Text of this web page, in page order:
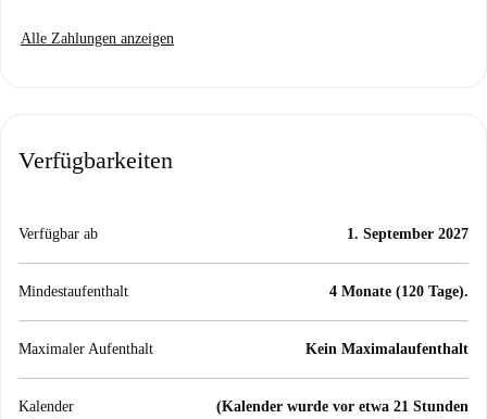
Alle Zahlungen anzeigen
Verfügbarkeiten
Verfügbar ab 1. September 2027
Mindestaufenthalt 4 Monate (120 Tage).
Maximaler Aufenthalt Kein Maximalaufenthalt
Kalender
(Kalender wurde vor etwa 21 Stunden